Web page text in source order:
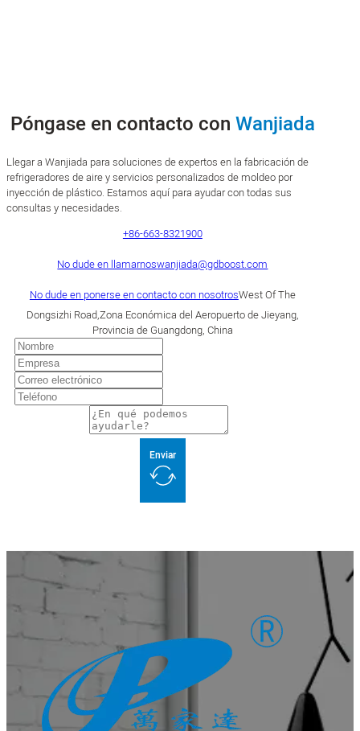
Póngase en contacto con Wanjiada
Llegar a Wanjiada para soluciones de expertos en la fabricación de
refrigeradores de aire y servicios personalizados de moldeo por
inyección de plástico. Estamos aquí para ayudar con todas sus
consultas y necesidades.
+86-663-8321900
No dude en llamarnoswanjiada@gdboost.com
No dude en ponerse en contacto con nosotrosWest Of The
Dongsizhi Road,Zona Económica del Aeropuerto de Jieyang,
Provincia de Guangdong, China
Enviar